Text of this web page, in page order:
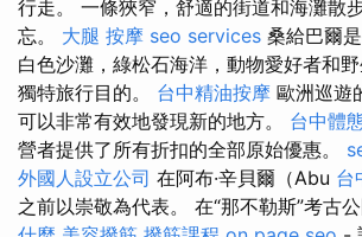
行走。 一條狹窄，舒適的街道和海灘散
忘。 大腿 按摩 seo services 桑給巴爾
白色沙灘，綠松石海洋，動物愛好者和
獨特旅行目的。 台中精油按摩 歐洲巡遊
可以非常有效地發現新的地方。 台中體
營者提供了所有折扣的全部原始優惠。
外國人設立公司 在阿布·辛貝爾（Abu 台
之前以崇敬為代表。 在“那不勒斯”考古